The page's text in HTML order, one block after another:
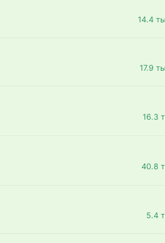
14.4
17.9
16.3
40.8
5.4